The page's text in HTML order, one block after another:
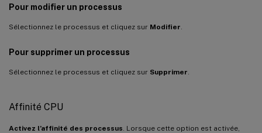
Pour modifier un processus
Sélectionnez le processus et cliquez sur Modifier
Pour supprimer un processus
Sélectionnez le processus et cliquez sur Supprimer
Affinité CPU
Activez l’affinité des processus . Lorsque cette option est activée,